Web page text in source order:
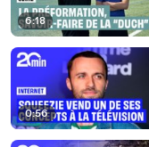
6:18
0:56